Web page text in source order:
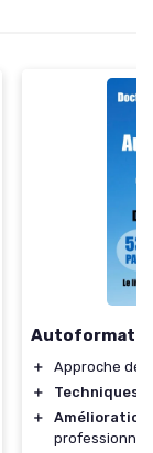
＋ Approche de
＋
Techniques
＋
Amélioration